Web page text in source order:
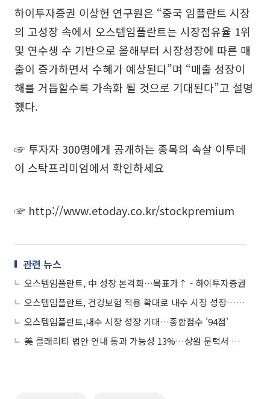
하이투자증권 이상헌 연구원은 “중국 임플란트 시장
의 고성장 속에서 오스템임플란트는 시장점유율 1위
및 연수생 수 기반으로 올해부터 시장성장에 따른 매
출이 증가하면서 수혜가 예상된다”며 “매출 성장이
해를 거듭할수록 가속화 될 것으로 기대된다”고 설명
했다.
☞ 투자자 300명에게 공개하는 종목의 속살 이투데
이 스탁프리미엄에서 확인하세요
☞ http://www.etoday.co.kr/stockpremium
관련 뉴스
오스템임플란트, 中 성장 본격화…목표가↑ - 하이투자증권
오스템임플란트, 건강보험 적용 확대로 내수 시장 성장…목표가↑-신한금융투자
오스템임플란트,내수 시장 성장 기대…종합점수 '94점'
美 클래리티 법안 연내 통과 가능성 13%…상원 문턱서 제동